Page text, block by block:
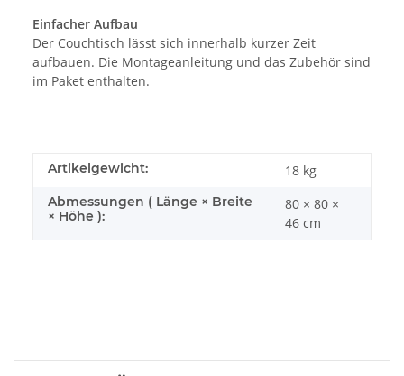
Einfacher Aufbau
Der Couchtisch lässt sich innerhalb kurzer Zeit
aufbauen. Die Montageanleitung und das Zubehör sind
im Paket enthalten.
Artikelgewicht: 18 kg
Abmessungen ( Länge × Breite
× Höhe ):
80 × 80 ×
46 cm